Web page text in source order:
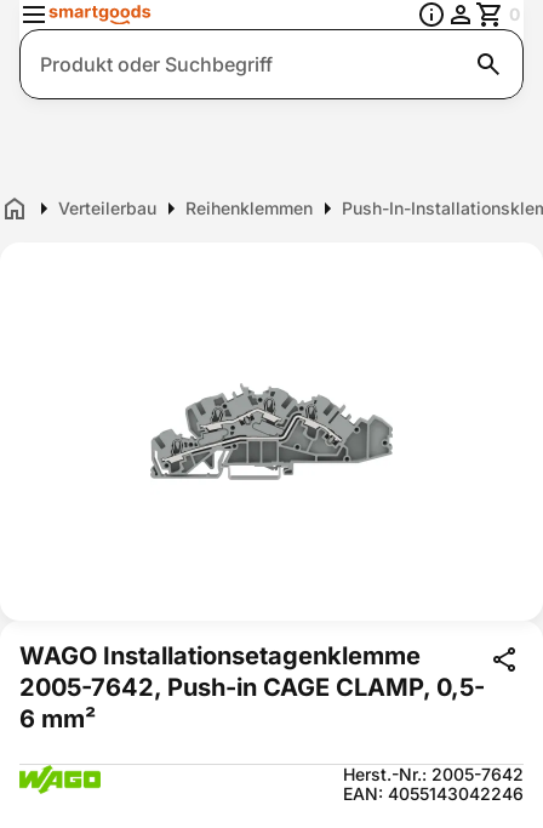
Suche
0
Home Verteilerbau Reihenklemmen Push-In-
WAGO Installationsetagenklemme
2005-7642, Push-in CAGE CLAMP, 0,5-
6 mm²
Herst.-Nr.: 2005-7642
EAN: 4055143042246